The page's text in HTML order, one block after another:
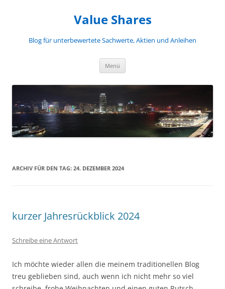
Value Shares
Blog für unterbewertete Sachwerte, Aktien und Anleihen
Menü
ARCHIV FÜR DEN TAG: 24. DEZEMBER 2024
kurzer Jahresrückblick 2024
Schreibe eine Antwort
Ich möchte wieder allen die meinem traditionellen Blog
treu geblieben sind, auch wenn ich nicht mehr so viel